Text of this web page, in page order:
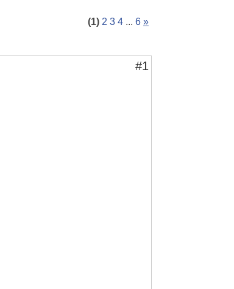
(1) 2 3 4 ... 6 »
#1